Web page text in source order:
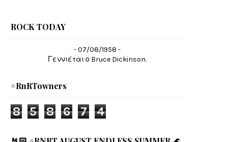
ROCK TODAY
- 07/08/1958 -
Γεννιέται ο Bruce Dickinson.
#RnRTowners
8 5 8 6 7 4